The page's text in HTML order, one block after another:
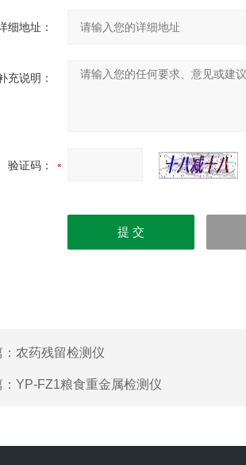
细地址：
充说明：
验证码：
农药残留检测仪
YP-FZ1粮食重金属检测仪